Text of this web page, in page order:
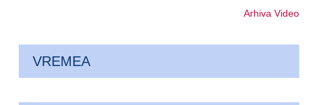
Arhiva Video
VREMEA